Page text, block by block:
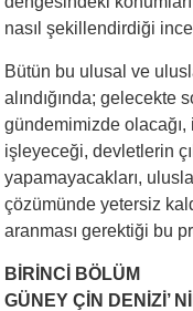
nasıl şekillendirdiği
Bütün bu ulusal ve
alındığında; gelecekte
gündemimizde
işleyeceği, devletlerin
yapamayacakları,
çözümünde yetersiz
aranması gerektiği bu
BİRİNCİ BÖLÜM
GÜNEY ÇİN DENİZİ’